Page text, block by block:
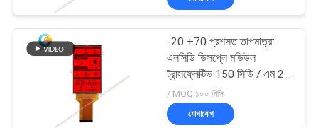
TFT LCD মনিটর-20 +70 প্রশস্ত তাপমাত্রা
এলসিডি ডিসপ্লে মডিউল
ট্রান্সফ্লেক্টিভ 150 সিডি / এম 2
উজ্জ্বলতা
/ MOQ:১০০ পিসি
যোগাযোগ